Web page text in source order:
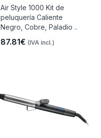
Air Style 1000 Kit de
peluquería Caliente
Negro, Cobre, Paladio ..
87.81€ (IVA incl.)